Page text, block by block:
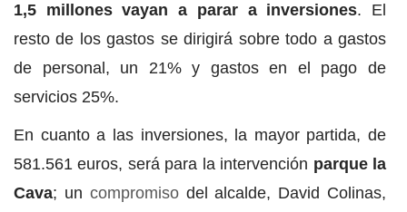
1,5 millones vayan a parar a inversiones. El
resto de los gastos se dirigirá sobre todo a gastos
de personal, un 21% y gastos en el pago de
servicios 25%.
En cuanto a las inversiones, la mayor partida, de
581.561 euros, será para la intervención parque la
Cava; un compromisodel alcalde, David Colinas,